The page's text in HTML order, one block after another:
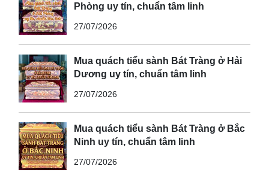
Phòng uy tín, chuẩn tâm linh
27/07/2026
Mua quách tiểu sành Bát Tràng ở Hải
Dương uy tín, chuẩn tâm linh
27/07/2026
Mua quách tiểu sành Bát Tràng ở Bắc
Ninh uy tín, chuẩn tâm linh
27/07/2026